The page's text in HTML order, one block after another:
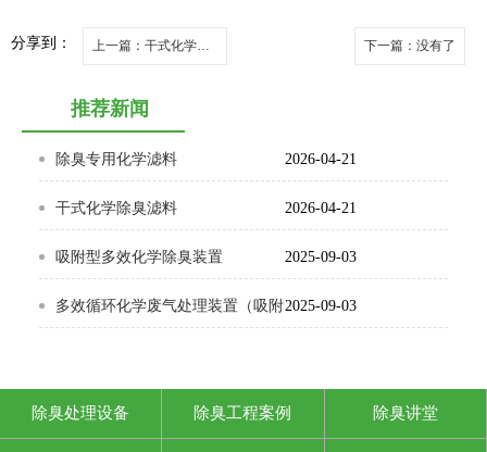
分享到： 上一篇 ：干式化学除臭滤料 下一篇 ：没有了
推荐新闻
除臭专用化学滤料 2026-04-21
干式化学除臭滤料 2026-04-21
吸附型多效化学除臭装置 2025-09-03
多效循环化学废气处理装置（吸附2025-09-03
除臭处理设备 除臭工程案例 除臭讲堂